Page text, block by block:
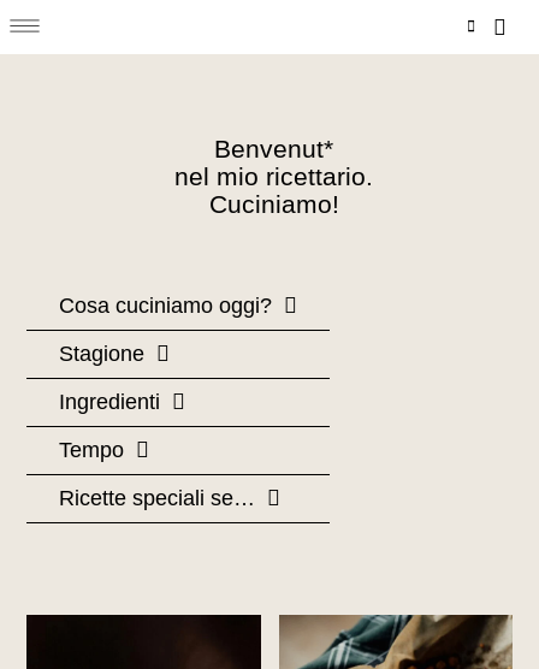
al
Menu
Benvenut*
nel mio ricettario.
Cuciniamo!
Cosa cuciniamo oggi?
Stagione
Ingredienti
Tempo
Ricette speciali se…